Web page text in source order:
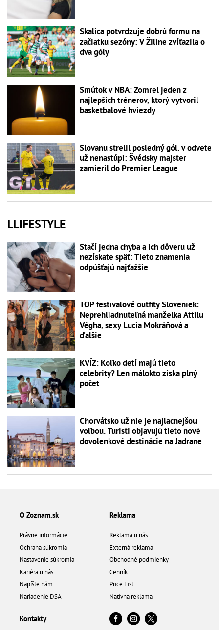
Skalica potvrdzuje dobrú formu na
začiatku sezóny: V Žiline zvíťazila o
dva góly
Smútok v NBA: Zomrel jeden z
najlepších trénerov, ktorý vytvoril
basketbalové hviezdy
Slovanu strelil posledný gól, v odvete
už nenastúpi: Švédsky majster
zamieril do Premier League
LLIFESTYLE
Stačí jedna chyba a ich dôveru už
nezískate späť: Tieto znamenia
odpúšťajú najťažšie
TOP festivalové outfity Sloveniek:
Neprehliadnuteľná manželka Attilu
Végha, sexy Lucia Mokráňová a
ďalšie
KVÍZ: Koľko detí majú tieto
celebrity? Len málokto získa plný
počet
Chorvátsko už nie je najlacnejšou
voľbou. Turisti objavujú tieto nové
dovolenkové destinácie na Jadrane
O Zoznam.sk
Právne informácie
Ochrana súkromia
Nastavenie súkromia
Kariéra u nás
Napíšte nám
Nariadenie DSA
Reklama
Reklama u nás
Externá reklama
Obchodné podmienky
Cenník
Price List
Natívna reklama
Kontakty